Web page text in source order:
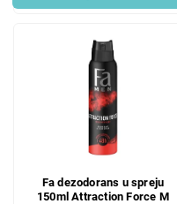
Fa dezodorans u spreju
150ml Attraction Force M